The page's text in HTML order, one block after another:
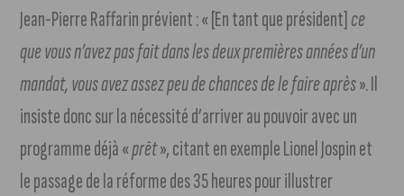
Jean-Pierre Raffarin prévient : « [En tant que président]ce
que vous n’avez pas fait dans les deux premières années d’un
mandat, vous avez assez peu de chances de le faire après». Il
insiste donc sur la nécessité d’arriver au pouvoir avec un
programme déjà «prêt», citant en exemple Lionel Jospin et
le passage de la réforme des 35 heures pour illustrer